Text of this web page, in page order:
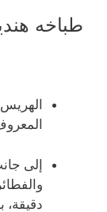
طباخه
إلى
دقيقة،